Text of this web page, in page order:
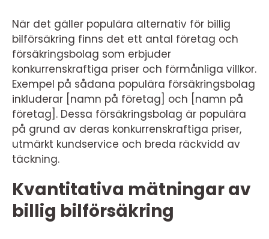
När det gäller populära alternativ för billig
bilförsäkring finns det ett antal företag och
försäkringsbolag som erbjuder
konkurrenskraftiga priser och förmånliga villkor.
Exempel på sådana populära försäkringsbolag
inkluderar [namn på företag] och [namn på
företag]. Dessa försäkringsbolag är populära
på grund av deras konkurrenskraftiga priser,
utmärkt kundservice och breda räckvidd av
täckning.
Kvantitativa mätningar av
billig bilförsäkring